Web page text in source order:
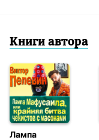
Книги автора
Лампа